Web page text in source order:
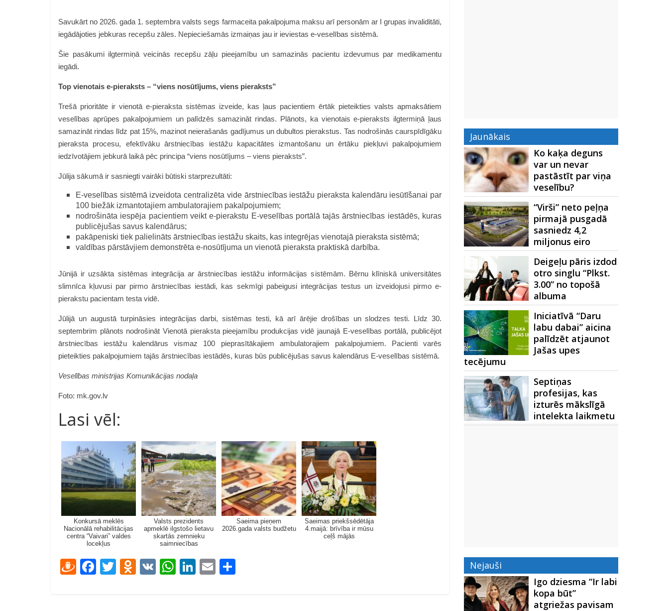
Savukārt no 2026. gada 1. septembra valsts segs farmaceita pakalpojuma maksu arī personām ar I grupas invaliditāti,
iegādājoties jebkuras recepšu zāles. Nepieciešamās izmaiņas jau ir ieviestas e-veselības sistēmā.
Šie pasākumi ilgtermiņā veicinās recepšu zāļu pieejamību un samazinās pacientu izdevumus par medikamentu
iegādi.
Top vienotais e-pieraksts – “viens nosūtījums, viens pieraksts”
Trešā prioritāte ir vienotā e-pieraksta sistēmas izveide, kas ļaus pacientiem ērtāk pieteikties valsts apmaksātiem
veselības aprūpes pakalpojumiem un palīdzēs samazināt rindas. Plānots, ka vienotais e-pieraksts ilgtermiņā ļaus
samazināt rindas līdz pat 15%, mazinot neierašanās gadījumus un dubultos pierakstus. Tas nodrošinās caurspīdīgāku
pieraksta procesu, efektīvāku ārstniecības iestāžu kapacitātes izmantošanu un ērtāku piekļuvi pakalpojumiem
iedzīvotājiem jebkurā laikā pēc principa “viens nosūtījums – viens pieraksts”.
Jūlija sākumā ir sasniegti vairāki būtiski starprezultāti:
E-veselības sistēmā izveidota centralizēta vide ārstniecības iestāžu pieraksta kalendāru iesūtīšanai par
100 biežāk izmantotajiem ambulatorajiem pakalpojumiem;
nodrošināta iespēja pacientiem veikt e-pierakstu E-veselības portālā tajās ārstniecības iestādēs, kuras
publicējušas savus kalendārus;
pakāpeniski tiek palielināts ārstniecības iestāžu skaits, kas integrējas vienotajā pieraksta sistēmā;
valdības pārstāvjiem demonstrēta e-nosūtījuma un vienotā pieraksta praktiskā darbība.
Jūnijā ir uzsākta sistēmas integrācija ar ārstniecības iestāžu informācijas sistēmām. Bērnu klīniskā universitātes
slimnīca kļuvusi par pirmo ārstniecības iestādi, kas sekmīgi pabeigusi integrācijas testus un izveidojusi pirmo e-
pierakstu pacientam testa vidē.
Jūlijā un augustā turpināsies integrācijas darbi, sistēmas testi, kā arī ārējie drošības un slodzes testi. Līdz 30.
septembrim plānots nodrošināt Vienotā pieraksta pieejamību produkcijas vidē jaunajā E-veselības portālā, publicējot
ārstniecības iestāžu kalendārus vismaz 100 pieprasītākajiem ambulatorajiem pakalpojumiem. Pacienti varēs
pieteikties pakalpojumiem tajās ārstniecības iestādēs, kuras būs publicējušas savus kalendārus E-veselības sistēmā.
Veselības ministrijas Komunikācijas nodaļa
Foto: mk.gov.lv
Lasi vēl:
Konkursā meklēs
Nacionālā rehabilitācijas
centra “Vaivari” valdes
locekļus
Valsts prezidents
apmeklē ilgstošo lietavu
skartās zemnieku
saimniecības
Saeima pieņem
2026.gada valsts budžetu
Saeimas priekšsēdētāja
4.maijā: brīvība ir mūsu
ceļš mājās
D F T O V W Li E
Jaunākais
Ko kaķa deguns
var un nevar
pastāstīt par viņa
veselību?
“Virši” neto peļņa
pirmajā pusgadā
sasniedz 4,2
miljonus eiro
Deigeļu pāris izdod
otro singlu “Plkst.
3.00” no topošā
albuma
Iniciatīvā “Daru
labu dabai” aicina
palīdzēt atjaunot
Jašas upes
tecējumu
Septiņas
profesijas, kas
izturēs mākslīgā
intelekta laikmetu
Nejauši
Igo dziesma “Ir labi
kopa būt”
atgriežas pavisam